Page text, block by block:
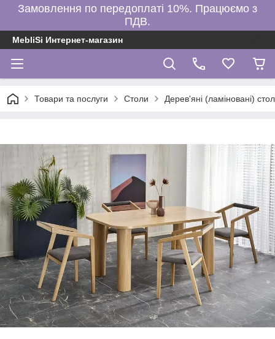
Замовлення по передоплаті 10%. Працюємо з
ПДВ.
MebliSi Интернет-магазин
Товари та послуги Столи Дерев'яні (ламіновані)